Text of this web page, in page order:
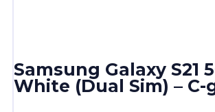
Samsung Galaxy S21
White (Dual Sim) – C-